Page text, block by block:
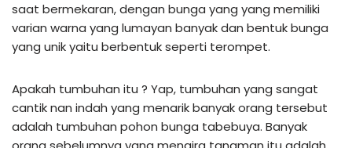
saat bermekaran, dengan bunga yang yang memiliki
varian warna yang lumayan banyak dan bentuk bunga
yang unik yaitu berbentuk seperti terompet.
Apakah tumbuhan itu ? Yap, tumbuhan yang sangat
cantik nan indah yang menarik banyak orang tersebut
adalah tumbuhan pohon bunga tabebuya. Banyak